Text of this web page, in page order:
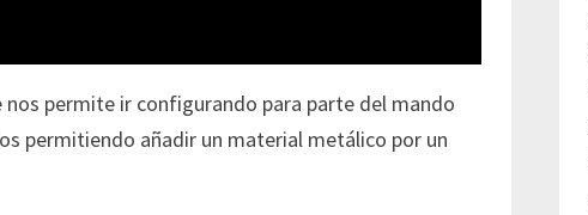
permite ir configurando para parte del mando
permitiendo añadir un material metálico por un